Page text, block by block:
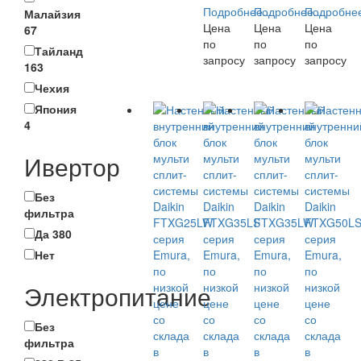
Малайзия
67
Тайланд
163
Чехия
Япония
4
Ивертор
Без
фильтра
Да 380
Нет
Электропитание
Без
фильтра
Подробнее...
Цена
по
запросу
Подробнее...
Цена
по
запросу
Цена
по
запросу